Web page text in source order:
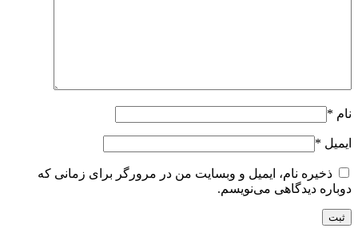
نام *
ایمیل *
ذخیره نام، ایمیل و وبسایت من در مرورگر برای زمانی که
دوباره دیدگاهی می‌نویسم.